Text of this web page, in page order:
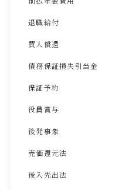
退職給付
買入償還
債務保証損失引当金
保証予約
役員賞与
後発事象
売価還元法
後入先出法